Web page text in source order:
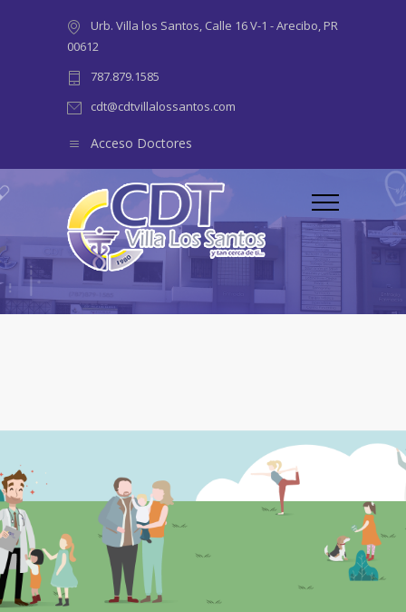
Urb. Villa los Santos, Calle 16 V-1 - Arecibo, PR
00612
787.879.1585
cdt@cdtvillalossantos.com
Acceso Doctores